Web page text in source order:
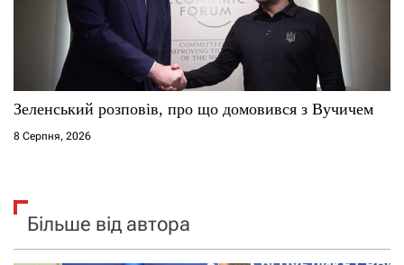
Зеленський розповів, про що домовився з Вучичем
8 Серпня, 2026
Більше від автора